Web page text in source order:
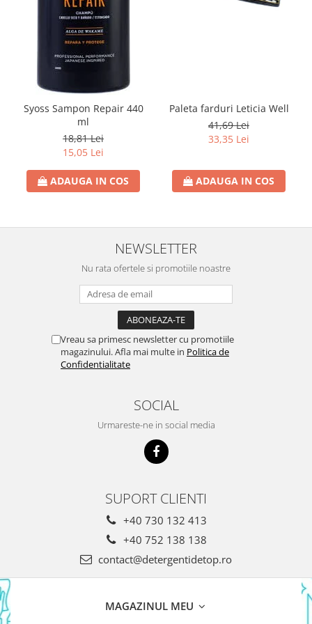
Rezerva Odorizant Camera Air Wick
Syoss Sampon Repair 440
ml
18,81 Lei
15,05 Lei
ADAUGA IN COS
Paleta farduri Leticia Well
41,69 Lei
33,35 Lei
ADAUGA IN COS
NEWSLETTER
Nu rata ofertele si promotiile noastre
Vreau sa primesc newsletter cu promotiile
magazinului. Afla mai multe in Politica de
Confidentialitate
SOCIAL
Urmareste-ne in social media
SUPORT CLIENTI
+40 730 132 413
+40 752 138 138
contact@detergentidetop.ro
MAGAZINUL MEU